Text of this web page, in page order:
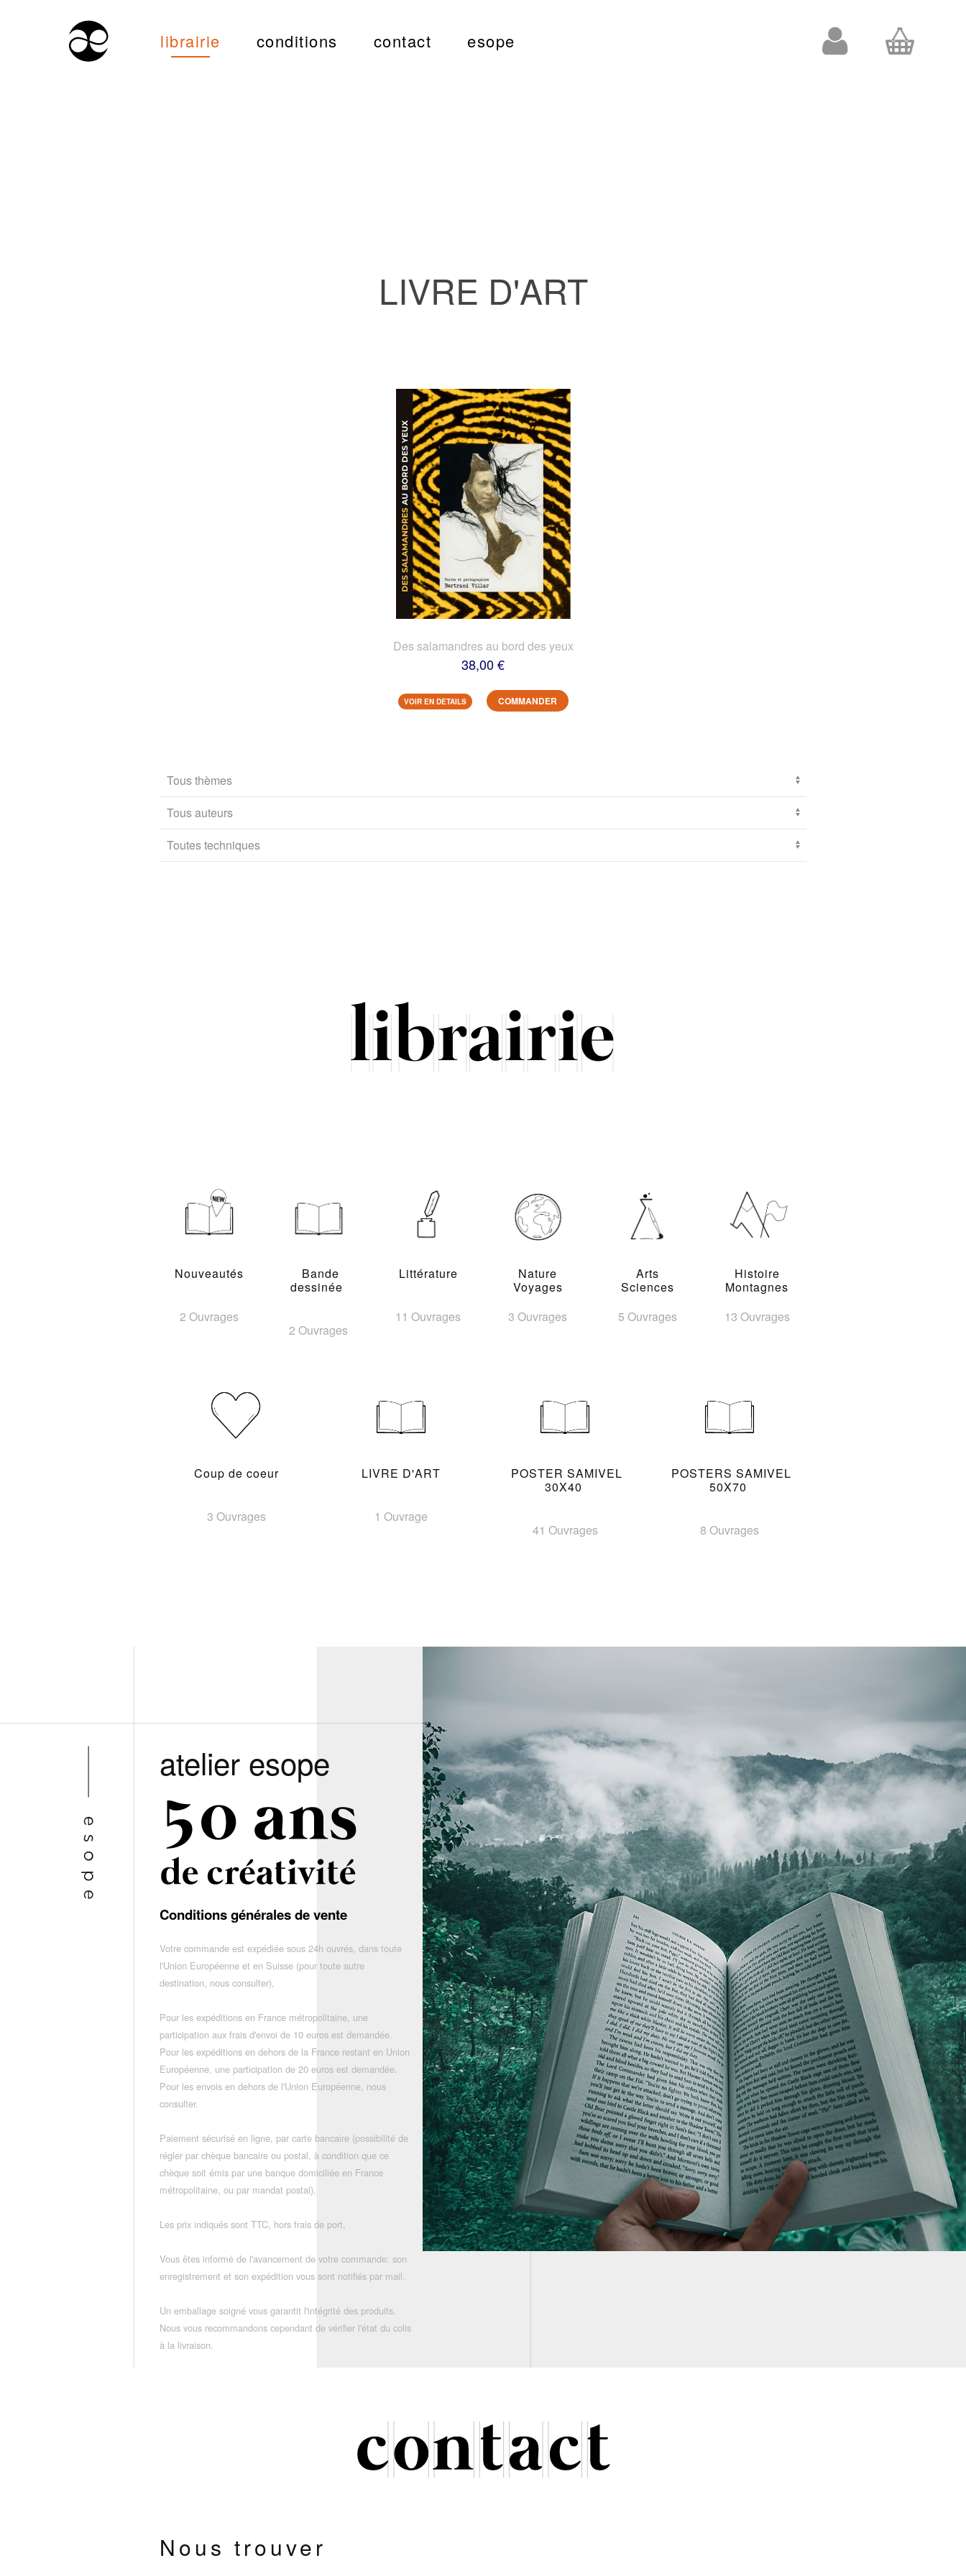
librairie conditions contact esope
LIVRE D'ART
Des salamandres au bord des yeux
38,00 €
VOIR EN DETAILS COMMANDER
Nouveautés
2 Ouvrages
Bande
dessinée
2 Ouvrages
Littérature
11 Ouvrages
Nature
Voyages
3 Ouvrages
Arts
Sciences
5 Ouvrages
Histoire
Montagnes
13 Ouvrages
Coup de coeur
3 Ouvrages
LIVRE D'ART
1 Ouvrage
POSTER SAMIVEL
30X40
41 Ouvrages
POSTERS SAMIVEL
50X70
8 Ouvrages
atelier esope
Conditions générales de vente
Votre commande est expédiée sous 24h ouvrés, dans toute
l'Union Européenne et en Suisse (pour toute autre
destination, nous consulter),
Pour les expéditions en France métropolitaine, une
participation aux frais d'envoi de 10 euros est demandée.
Pour les expéditions en dehors de la France restant en Union
Européenne, une participation de 20 euros est demandée.
Pour les envois en dehors de l'Union Européenne, nous
consulter.
Paiement sécurisé en ligne, par carte bancaire (possibilité de
régler par chèque bancaire ou postal, à condition que ce
chèque soit émis par une banque domiciliée en France
métropolitaine, ou par mandat postal),
Les prix indiqués sont TTC, hors frais de port,
Vous êtes informé de l'avancement de votre commande: son
enregistrement et son expédition vous sont notifiés par mail.
Un emballage soigné vous garantit l'intégrité des produits.
Nous vous recommandons cependant de vérifier l'état du colis
à la livraison.
Nous trouver